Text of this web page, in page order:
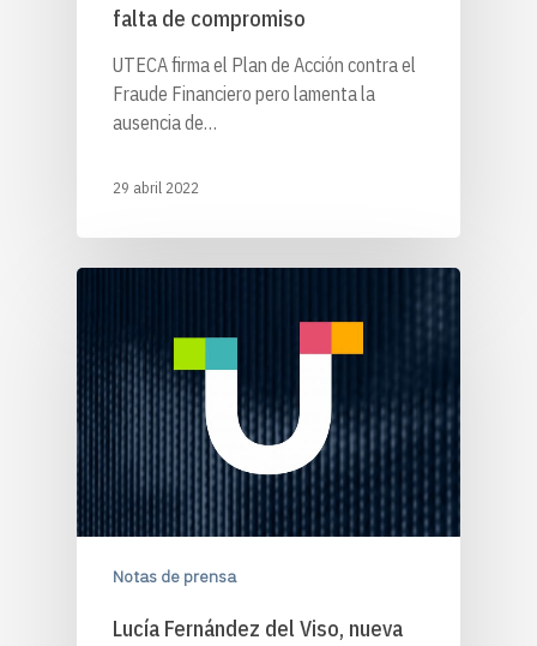
falta de compromiso
UTECA firma el Plan de Acción contra el
Fraude Financiero pero lamenta la
ausencia de…
29 abril 2022
Notas de prensa
Lucía Fernández del Viso, nueva